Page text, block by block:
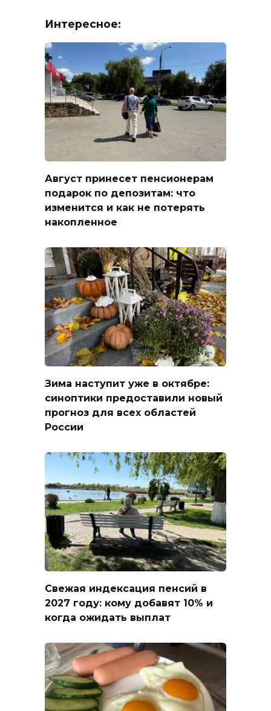
Интересное:
Август принесет пенсионерам
подарок по депозитам: что
изменится и как не потерять
накопленное
Зима наступит уже в октябре:
синоптики предоставили новый
прогноз для всех областей
России
Свежая индексация пенсий в
2027 году: кому добавят 10% и
когда ожидать выплат